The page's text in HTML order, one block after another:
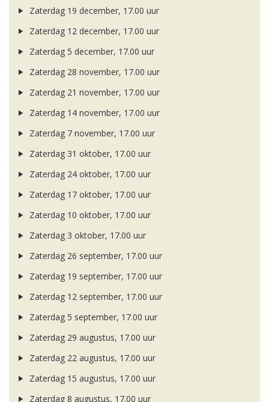
Zaterdag 19 december, 17.00 uur
Zaterdag 12 december, 17.00 uur
Zaterdag 5 december, 17.00 uur
Zaterdag 28 november, 17.00 uur
Zaterdag 21 november, 17.00 uur
Zaterdag 14 november, 17.00 uur
Zaterdag 7 november, 17.00 uur
Zaterdag 31 oktober, 17.00 uur
Zaterdag 24 oktober, 17.00 uur
Zaterdag 17 oktober, 17.00 uur
Zaterdag 10 oktober, 17.00 uur
Zaterdag 3 oktober, 17.00 uur
Zaterdag 26 september, 17.00 uur
Zaterdag 19 september, 17.00 uur
Zaterdag 12 september, 17.00 uur
Zaterdag 5 september, 17.00 uur
Zaterdag 29 augustus, 17.00 uur
Zaterdag 22 augustus, 17.00 uur
Zaterdag 15 augustus, 17.00 uur
Zaterdag 8 augustus, 17.00 uur